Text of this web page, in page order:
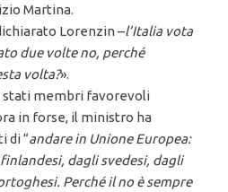
Martina.
Lorenzin –l’Italia vota
due volte no, perché
volta?».
stati membri favorevoli
in forse, il ministro ha
di “andare in Unione Europea:
dagli svedesi, dagli
Perché il no è sempre